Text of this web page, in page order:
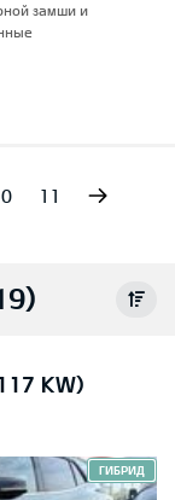
замши и
11
KW)
ГИБРИД